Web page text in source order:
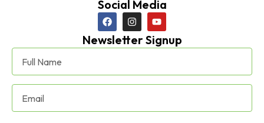
Social Media
Newsletter Signup